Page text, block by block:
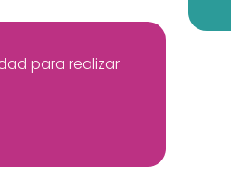
para realizar